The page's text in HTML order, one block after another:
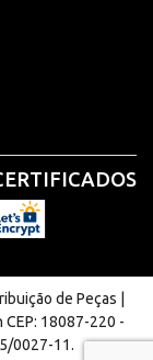
de Peças |
CEP: 18087-220 -
0027-11.